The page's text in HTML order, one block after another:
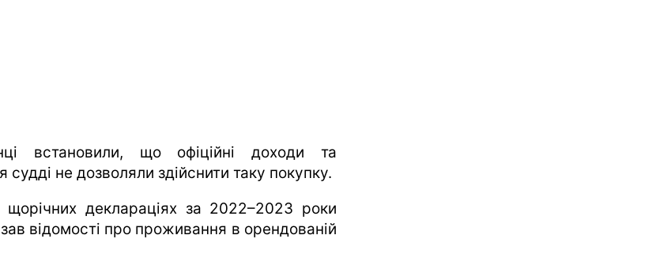
встановили, що офіційні доходи та
не дозволяли здійснити таку покупку.
щорічних деклараціях за 2022–2023 роки
відомості про проживання в орендованій